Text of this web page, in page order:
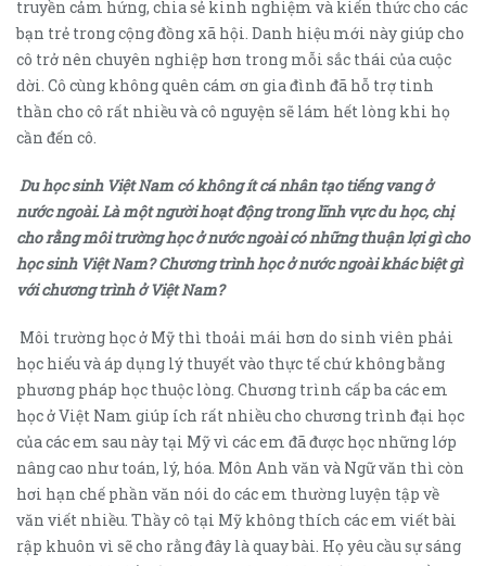
truyền cảm hứng, chia sẻ kinh nghiệm và kiến thức cho các
bạn trẻ trong cộng đồng xã hội. Danh hiệu mới này giúp cho
cô trở nên chuyên nghiệp hơn trong mỗi sắc thái của cuộc
dời. Cô cùng không quên cám ơn gia đình đã hỗ trợ tinh
thần cho cô rất nhiều và cô nguyện sẽ lám hết lòng khi họ
cần đến cô.
Du học sinh Việt Nam có không ít cá nhân tạo tiếng vang ở
nước ngoài. Là một người hoạt động trong lĩnh vực du học, chị
cho rằng môi trường học ở nước ngoài có những thuận lợi gì cho
học sinh Việt Nam? Chương trình học ở nước ngoài khác biệt gì
với chương trình ở Việt Nam?
Môi trường học ở Mỹ thì thoải mái hơn do sinh viên phải
học hiểu và áp dụng lý thuyết vào thực tế chứ không bằng
phương pháp học thuộc lòng. Chương trình cấp ba các em
học ở Việt Nam giúp ích rất nhiều cho chương trình đại học
của các em sau này tại Mỹ vì các em đã được học những lớp
nâng cao như toán, lý, hóa. Môn Anh văn và Ngữ văn thì còn
hơi hạn chế phần văn nói do các em thường luyện tập về
văn viết nhiều. Thầy cô tại Mỹ không thích các em viết bài
rập khuôn vì sẽ cho rằng đây là quay bài. Họ yêu cầu sự sáng